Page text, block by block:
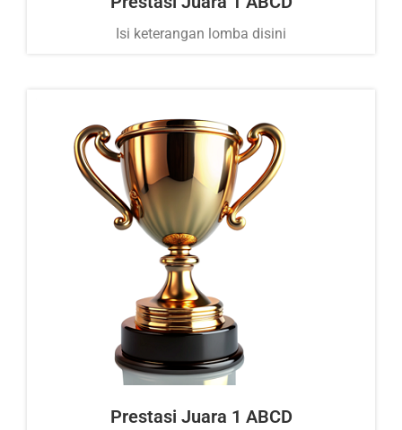
Isi keterangan lomba disini
Prestasi Juara 1 ABCD